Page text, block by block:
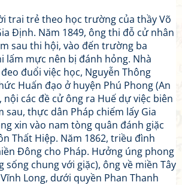
trai trẻ theo học trường của thầy Võ
Định. Năm 1849, ông thi đỗ cử nhân
sau thi hội, vào đến trường ba
lấm mực nên bị đánh hỏng. Nhà
đuổi việc học, Nguyễn Thông
Huấn đạo ở huyện Phú Phong (An
nội các đề cử ông ra Huế dự việc biên
sau, thực dân Pháp chiếm lấy Gia
xin vào nam tòng quân đánh giặc
Thất Hiệp. Năm 1862, triều đình
Đông cho Pháp. Hưởng úng phong
sống chung với giặc), ông về miền Tây
Long, dưới quyền Phan Thanh